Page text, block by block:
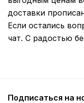
доставки
Если остались
чат. С радостью
Подписаться на